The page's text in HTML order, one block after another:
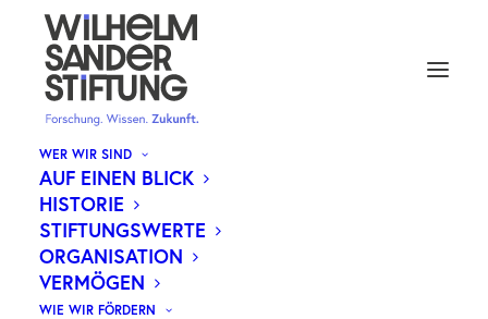
WER WIR SIND
AUF EINEN BLICK
HISTORIE
STIFTUNGSWERTE
ORGANISATION
VERMÖGEN
WIE WIR FÖRDERN